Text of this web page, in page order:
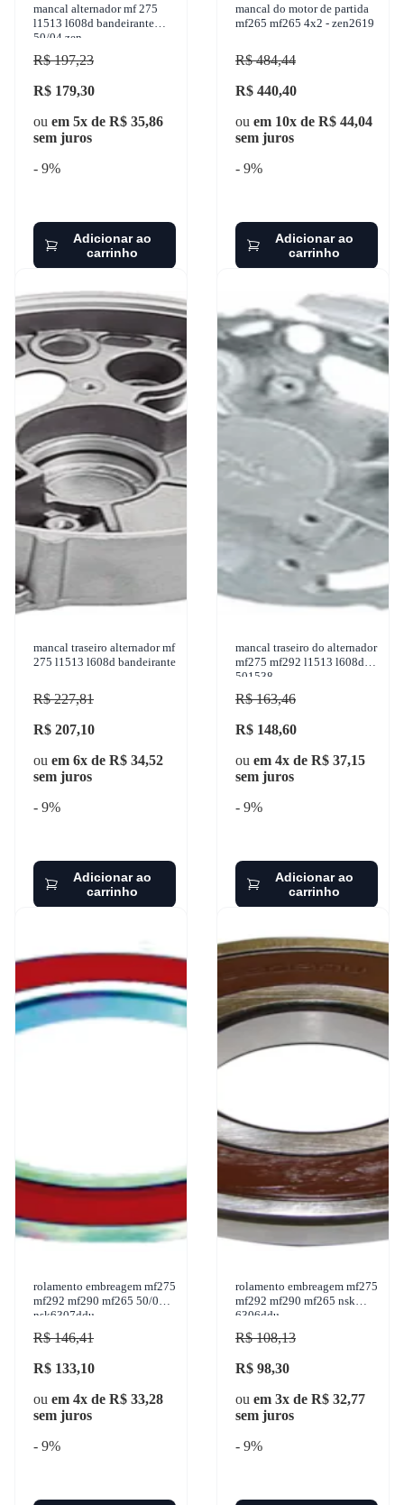
mancal alternador mf 275
l1513 l608d bandeirante
50/04 zen
R$ 197,23
R$ 179,30
ou em 5x de R$ 35,86
sem juros
- 9%
Adicionar ao
carrinho
mancal do motor de partida
mf265 mf265 4x2 - zen2619
R$ 484,44
R$ 440,40
ou em 10x de R$ 44,04
sem juros
- 9%
Adicionar ao
carrinho
mancal traseiro alternador mf
275 l1513 l608d bandeirante
R$ 227,81
R$ 207,10
ou em 6x de R$ 34,52
sem juros
- 9%
Adicionar ao
carrinho
mancal traseiro do alternador
mf275 mf292 l1513 l608d
501538
R$ 163,46
R$ 148,60
ou em 4x de R$ 37,15
sem juros
- 9%
Adicionar ao
carrinho
rolamento embreagem mf275
mf292 mf290 mf265 50/04
nsk6307ddu
R$ 146,41
R$ 133,10
ou em 4x de R$ 33,28
sem juros
- 9%
rolamento embreagem mf275
mf292 mf290 mf265 nsk
6306ddu
R$ 108,13
R$ 98,30
ou em 3x de R$ 32,77
sem juros
- 9%